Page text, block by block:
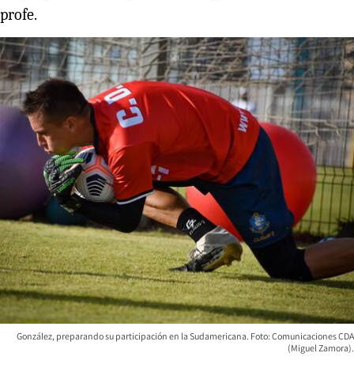
profe.
González, preparando su participación en la Sudamericana. Foto: Comunicaciones CDA
(Miguel Zamora).